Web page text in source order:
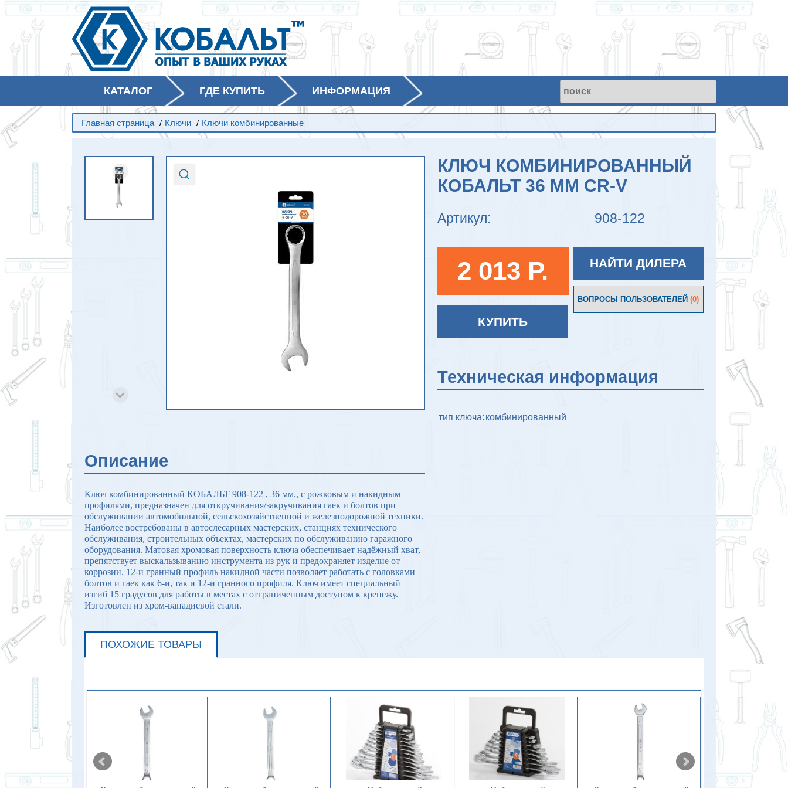
КАТАЛОГ ГДЕ КУПИТЬ ИНФОРМАЦИЯ
Главная страница / Ключи / Ключи комбинированные
Описание
Ключ комбинированный КОБАЛЬТ 908-122 , 36 мм., с рожковым и накидным
профилями, предназначен для откручивания/закручивания гаек и болтов при
обслуживании автомобильной, сельскохозяйственной и железнодорожной техники.
Наиболее востребованы в автослесарных мастерских, станциях технического
обслуживания, строительных объектах, мастерских по обслуживанию гаражного
оборудования. Матовая хромовая поверхность ключа обеспечивает надёжный хват,
препятствует выскальзыванию инструмента из рук и предохраняет изделие от
коррозии. 12-и гранный профиль накидной части позволяет работать с головками
болтов и гаек как 6-и, так и 12-и гранного профиля. Ключ имеет специальный
изгиб 15 градусов для работы в местах с отграниченным доступом к крепежу.
Изготовлен из хром-ванадиевой стали.
КЛЮЧ КОМБИНИРОВАННЫЙ
КОБАЛЬТ 36 ММ CR-V
Артикул: 908-122
2 013 P.
КУПИТЬ
НАЙТИ ДИЛЕРА
ВОПРОСЫ ПОЛЬЗОВАТЕЛЕЙ(0)
Техническая информация
тип ключа: комбинированный
ПОХОЖИЕ ТОВАРЫ